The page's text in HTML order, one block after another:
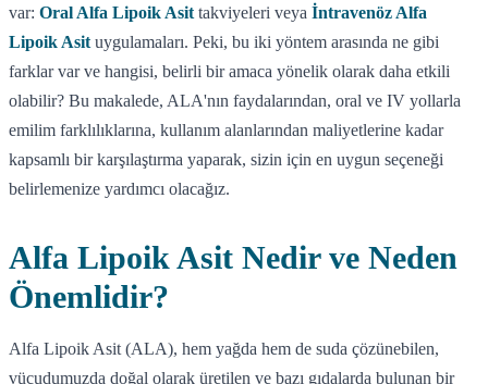
var: Oral Alfa Lipoik Asit takviyeleri veya İntravenöz Alfa
Lipoik Asit uygulamaları. Peki, bu iki yöntem arasında ne gibi
farklar var ve hangisi, belirli bir amaca yönelik olarak daha etkili
olabilir? Bu makalede, ALA'nın faydalarından, oral ve IV yollarla
emilim farklılıklarına, kullanım alanlarından maliyetlerine kadar
kapsamlı bir karşılaştırma yaparak, sizin için en uygun seçeneği
belirlemenize yardımcı olacağız.
Alfa Lipoik Asit Nedir ve Neden
Önemlidir?
Alfa Lipoik Asit (ALA), hem yağda hem de suda çözünebilen,
vücudumuzda doğal olarak üretilen ve bazı gıdalarda bulunan bir